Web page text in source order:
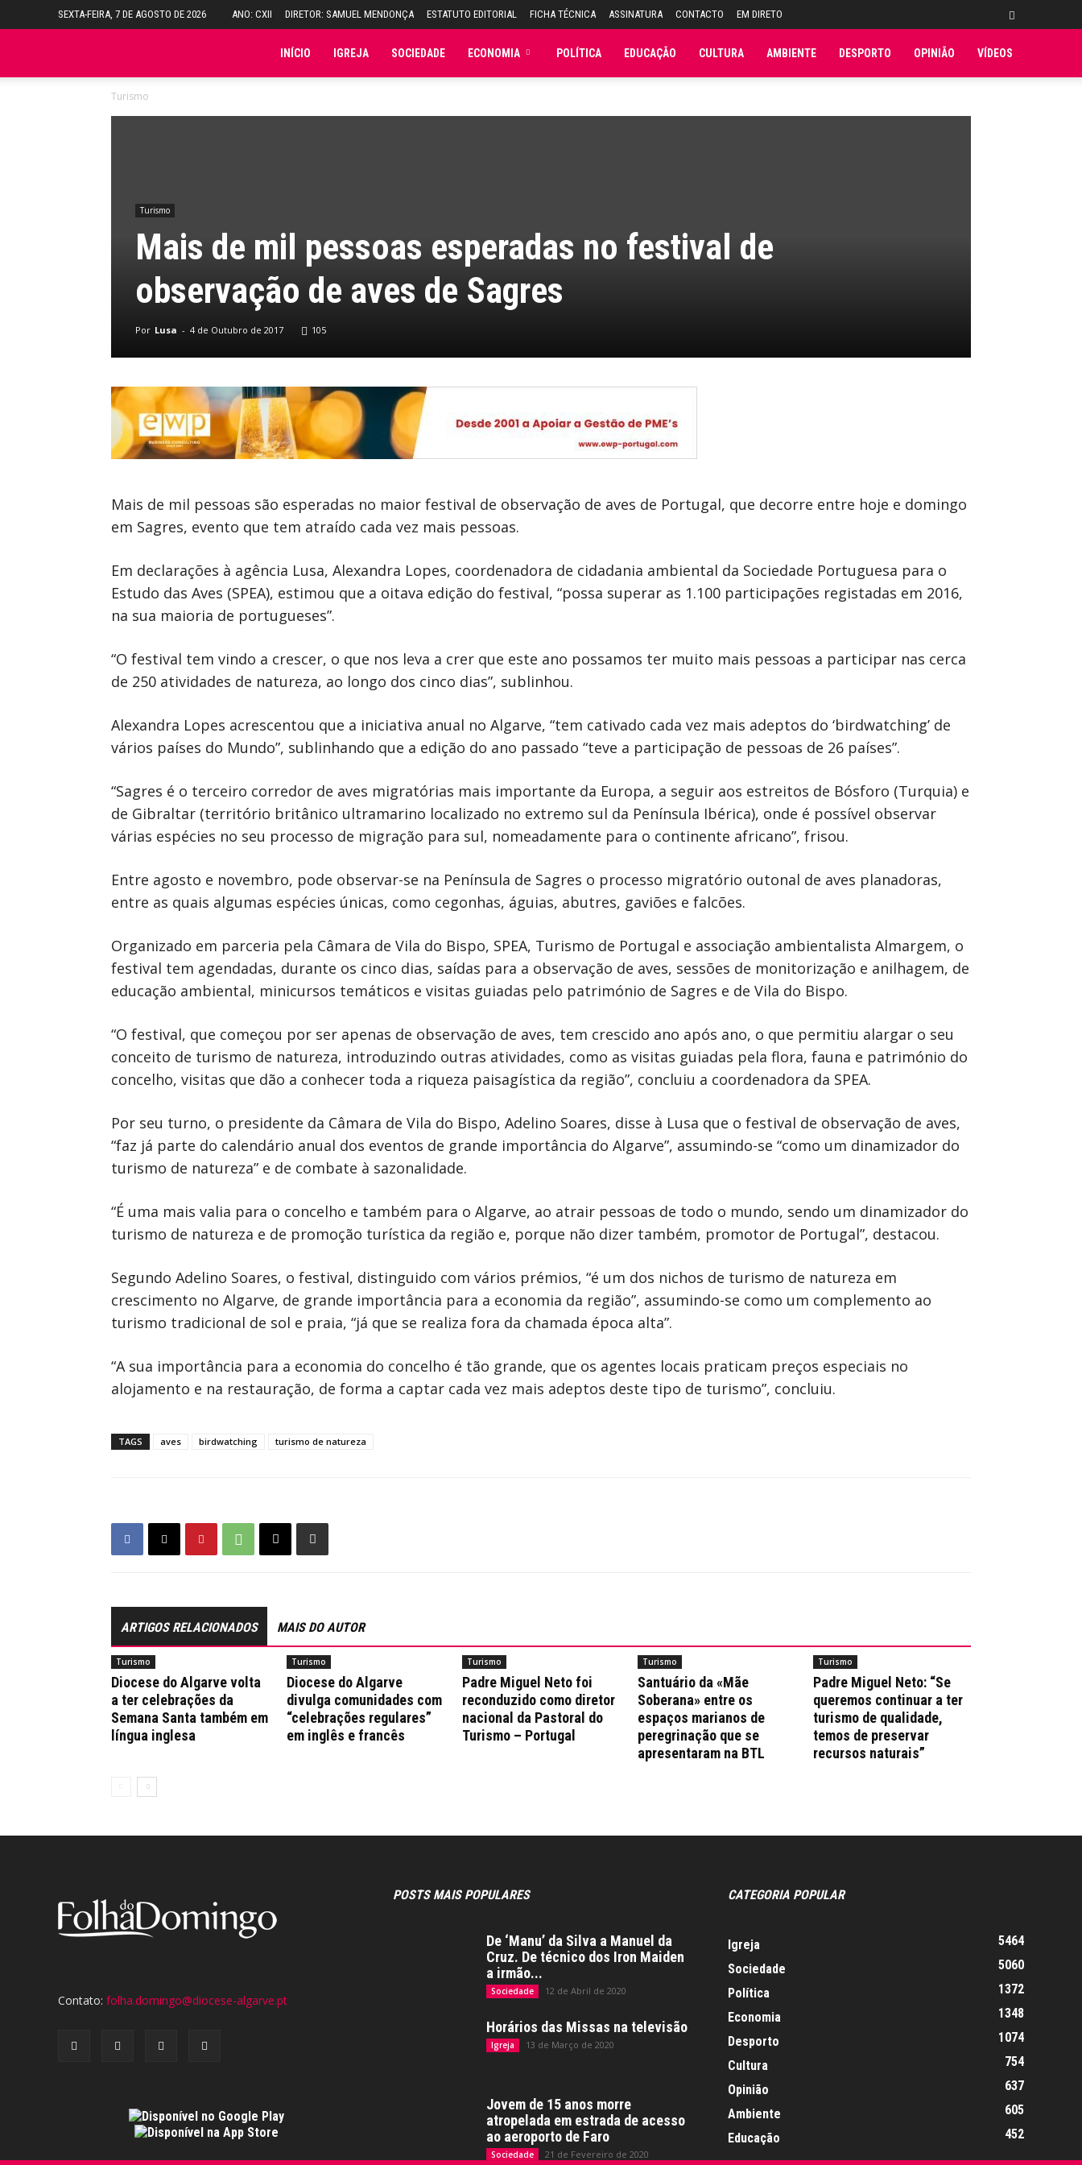
SEXTA-FEIRA, 7 DE AGOSTO DE 2026 ANO: CXII DIRETOR: SAMUEL MENDONÇA ESTATUTO EDITORIAL FICHA TÉCNICA ASSINATURA CONTACTO EM DIRETO
INÍCIO IGREJA SOCIEDADE ECONOMIA POLÍTICA EDUCAÇÃO CULTURA AMBIENTE DESPORTO OPINIÃO VÍDEOS
Turismo
Turismo
Mais de mil pessoas esperadas no festival de
observação de aves de Sagres
Por Lusa - 4 de Outubro de 2017 105
Mais de mil pessoas são esperadas no maior festival de observação de aves de Portugal, que decorre entre hoje e domingo
em Sagres, evento que tem atraído cada vez mais pessoas.
Em declarações à agência Lusa, Alexandra Lopes, coordenadora de cidadania ambiental da Sociedade Portuguesa para o
Estudo das Aves (SPEA), estimou que a oitava edição do festival, “possa superar as 1.100 participações registadas em 2016,
na sua maioria de portugueses”.
“O festival tem vindo a crescer, o que nos leva a crer que este ano possamos ter muito mais pessoas a participar nas cerca
de 250 atividades de natureza, ao longo dos cinco dias”, sublinhou.
Alexandra Lopes acrescentou que a iniciativa anual no Algarve, “tem cativado cada vez mais adeptos do ‘birdwatching’ de
vários países do Mundo”, sublinhando que a edição do ano passado “teve a participação de pessoas de 26 países”.
“Sagres é o terceiro corredor de aves migratórias mais importante da Europa, a seguir aos estreitos de Bósforo (Turquia) e
de Gibraltar (território britânico ultramarino localizado no extremo sul da Península Ibérica), onde é possível observar
várias espécies no seu processo de migração para sul, nomeadamente para o continente africano”, frisou.
Entre agosto e novembro, pode observar-se na Península de Sagres o processo migratório outonal de aves planadoras,
entre as quais algumas espécies únicas, como cegonhas, águias, abutres, gaviões e falcões.
Organizado em parceria pela Câmara de Vila do Bispo, SPEA, Turismo de Portugal e associação ambientalista Almargem, o
festival tem agendadas, durante os cinco dias, saídas para a observação de aves, sessões de monitorização e anilhagem, de
educação ambiental, minicursos temáticos e visitas guiadas pelo património de Sagres e de Vila do Bispo.
“O festival, que começou por ser apenas de observação de aves, tem crescido ano após ano, o que permitiu alargar o seu
conceito de turismo de natureza, introduzindo outras atividades, como as visitas guiadas pela flora, fauna e património do
concelho, visitas que dão a conhecer toda a riqueza paisagística da região”, concluiu a coordenadora da SPEA.
Por seu turno, o presidente da Câmara de Vila do Bispo, Adelino Soares, disse à Lusa que o festival de observação de aves,
“faz já parte do calendário anual dos eventos de grande importância do Algarve”, assumindo-se “como um dinamizador do
turismo de natureza” e de combate à sazonalidade.
“É uma mais valia para o concelho e também para o Algarve, ao atrair pessoas de todo o mundo, sendo um dinamizador do
turismo de natureza e de promoção turística da região e, porque não dizer também, promotor de Portugal”, destacou.
Segundo Adelino Soares, o festival, distinguido com vários prémios, “é um dos nichos de turismo de natureza em
crescimento no Algarve, de grande importância para a economia da região”, assumindo-se como um complemento ao
turismo tradicional de sol e praia, “já que se realiza fora da chamada época alta”.
“A sua importância para a economia do concelho é tão grande, que os agentes locais praticam preços especiais no
alojamento e na restauração, de forma a captar cada vez mais adeptos deste tipo de turismo”, concluiu.
TAGS aves birdwatching turismo de natureza
ARTIGOS RELACIONADOS MAIS DO AUTOR
Turismo
Diocese do Algarve volta
a ter celebrações da
Semana Santa também em
língua inglesa
Turismo
Diocese do Algarve
divulga comunidades com
“celebrações regulares”
em inglês e francês
Turismo
Padre Miguel Neto foi
reconduzido como diretor
nacional da Pastoral do
Turismo – Portugal
Turismo
Santuário da «Mãe
Soberana» entre os
espaços marianos de
peregrinação que se
apresentaram na BTL
Turismo
Padre Miguel Neto: “Se
queremos continuar a ter
turismo de qualidade,
temos de preservar
recursos naturais”
Contato: folha.domingo@diocese-algarve.pt
POSTS MAIS POPULARES
De ‘Manu’ da Silva a Manuel da
Cruz. De técnico dos Iron Maiden
a irmão...
Sociedade 12 de Abril de 2020
Horários das Missas na televisão
Igreja 13 de Março de 2020
Jovem de 15 anos morre
atropelada em estrada de acesso
ao aeroporto de Faro
Sociedade 21 de Fevereiro de 2020
CATEGORIA POPULAR
Igreja
5464
Sociedade
5060
Política
1372
Economia
1348
Desporto
1074
Cultura
754
Opinião
637
Ambiente
605
Educação
452